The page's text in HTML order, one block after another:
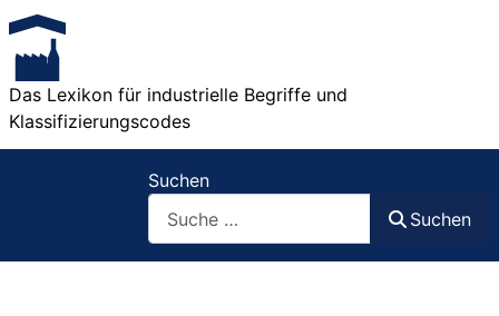
Das Lexikon für industrielle Begriffe und
Klassifizierungscodes
Suchen
Suchen